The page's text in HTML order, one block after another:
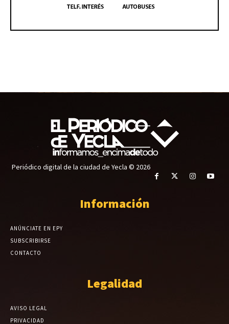
Periódico digital de la ciudad de Yecla © 2026
Información
ANÚNCIATE EN EPY
SUBSCRIBIRSE
CONTACTO
Legalidad
AVISO LEGAL
PRIVACIDAD